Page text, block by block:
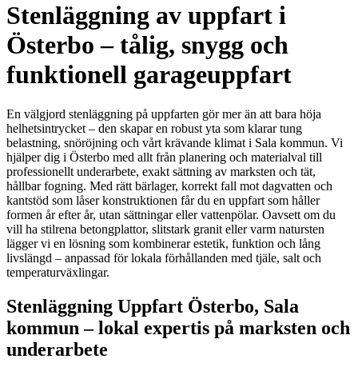
Stenläggning av uppfart i
Österbo – tålig, snygg och
funktionell garageuppfart
En välgjord stenläggning på uppfarten gör mer än att bara höja
helhetsintrycket – den skapar en robust yta som klarar tung
belastning, snöröjning och vårt krävande klimat i Sala kommun. Vi
hjälper dig i Österbo med allt från planering och materialval till
professionellt underarbete, exakt sättning av marksten och tät,
hållbar fogning. Med rätt bärlager, korrekt fall mot dagvatten och
kantstöd som låser konstruktionen får du en uppfart som håller
formen år efter år, utan sättningar eller vattenpölar. Oavsett om du
vill ha stilrena betongplattor, slitstark granit eller varm natursten
lägger vi en lösning som kombinerar estetik, funktion och lång
livslängd – anpassad för lokala förhållanden med tjäle, salt och
temperaturväxlingar.
Stenläggning Uppfart Österbo, Sala
kommun – lokal expertis på marksten och
underarbete